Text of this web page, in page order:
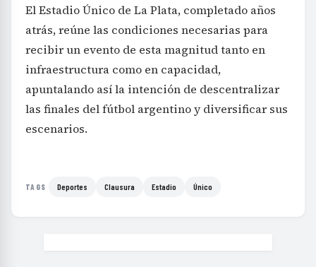
El Estadio Único de La Plata, completado años
atrás, reúne las condiciones necesarias para
recibir un evento de esta magnitud tanto en
infraestructura como en capacidad,
apuntalando así la intención de descentralizar
las finales del fútbol argentino y diversificar sus
escenarios.
TAGS Deportes Clausura Estadio Único